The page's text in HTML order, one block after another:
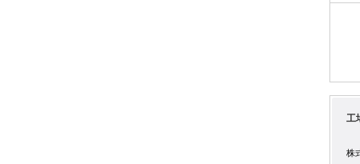
梱
務
の
状
工
株